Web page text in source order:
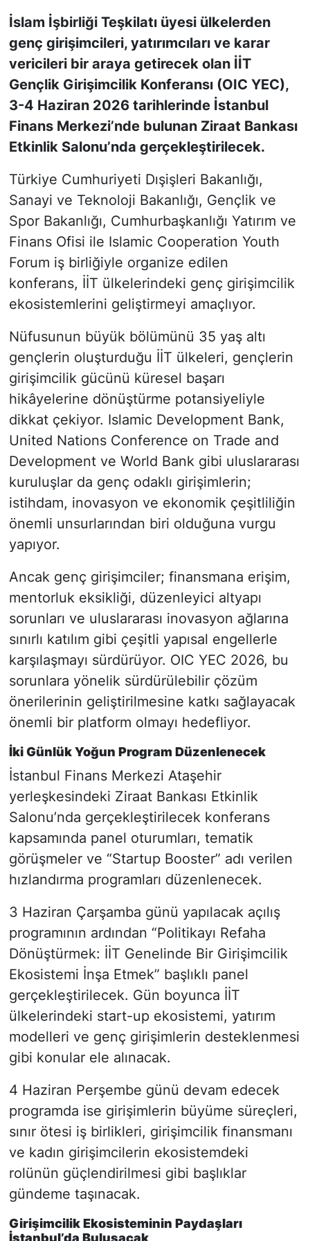
İslam İşbirliği Teşkilatı üyesi ülkelerden
genç girişimcileri, yatırımcıları ve karar
vericileri bir araya getirecek olan İİT
Gençlik Girişimcilik Konferansı (OIC YEC),
3-4 Haziran 2026 tarihlerinde İstanbul
Finans Merkezi’nde bulunan Ziraat Bankası
Etkinlik Salonu’nda gerçekleştirilecek.
Türkiye Cumhuriyeti Dışişleri Bakanlığı,
Sanayi ve Teknoloji Bakanlığı, Gençlik ve
Spor Bakanlığı, Cumhurbaşkanlığı Yatırım ve
Finans Ofisi ile Islamic Cooperation Youth
Forum iş birliğiyle organize edilen
konferans, İİT ülkelerindeki genç girişimcilik
ekosistemlerini geliştirmeyi amaçlıyor.
Nüfusunun büyük bölümünü 35 yaş altı
gençlerin oluşturduğu İİT ülkeleri, gençlerin
girişimcilik gücünü küresel başarı
hikâyelerine dönüştürme potansiyeliyle
dikkat çekiyor. Islamic Development Bank,
United Nations Conference on Trade and
Development ve World Bank gibi uluslararası
kuruluşlar da genç odaklı girişimlerin;
istihdam, inovasyon ve ekonomik çeşitliliğin
önemli unsurlarından biri olduğuna vurgu
yapıyor.
Ancak genç girişimciler; finansmana erişim,
mentorluk eksikliği, düzenleyici altyapı
sorunları ve uluslararası inovasyon ağlarına
sınırlı katılım gibi çeşitli yapısal engellerle
karşılaşmayı sürdürüyor. OIC YEC 2026, bu
sorunlara yönelik sürdürülebilir çözüm
önerilerinin geliştirilmesine katkı sağlayacak
önemli bir platform olmayı hedefliyor.
İki Günlük Yoğun Program Düzenlenecek
İstanbul Finans Merkezi Ataşehir
yerleşkesindeki Ziraat Bankası Etkinlik
Salonu’nda gerçekleştirilecek konferans
kapsamında panel oturumları, tematik
görüşmeler ve “Startup Booster” adı verilen
hızlandırma programları düzenlenecek.
3 Haziran Çarşamba günü yapılacak açılış
programının ardından “Politikayı Refaha
Dönüştürmek: İİT Genelinde Bir Girişimcilik
Ekosistemi İnşa Etmek” başlıklı panel
gerçekleştirilecek. Gün boyunca İİT
ülkelerindeki start-up ekosistemi, yatırım
modelleri ve genç girişimlerin desteklenmesi
gibi konular ele alınacak.
4 Haziran Perşembe günü devam edecek
programda ise girişimlerin büyüme süreçleri,
sınır ötesi iş birlikleri, girişimcilik finansmanı
ve kadın girişimcilerin ekosistemdeki
rolünün güçlendirilmesi gibi başlıklar
gündeme taşınacak.
Girişimcilik Ekosisteminin Paydaşları
İstanbul’da Buluşacak
KONGRE HABERLERİ
KONGRE TAKVİMİ
RÖPORTAJLAR
BİYOGRAFİLER